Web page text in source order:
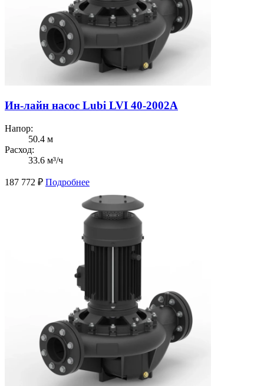
Ин-лайн насос Lubi LVI 40-2002A
Напор:
50.4 м
Расход:
33.6 м³/ч
187 772 ₽ Подробнее